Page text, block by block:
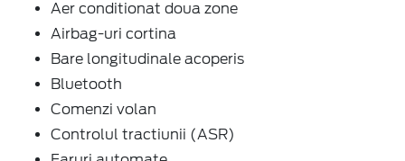
Aer conditionat doua zone
Airbag-uri cortina
Bare longitudinale acoperis
Bluetooth
Comenzi volan
Controlul tractiunii (ASR)